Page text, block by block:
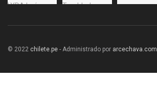
© 2022 chilete.pe - Administrado por arcechava.com